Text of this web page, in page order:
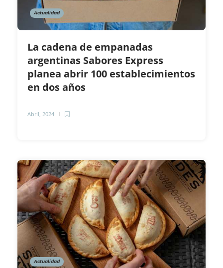
Actualidad
La cadena de empanadas
argentinas Sabores Express
planea abrir 100 establecimientos
en dos años
Abril, 2024
Actualidad